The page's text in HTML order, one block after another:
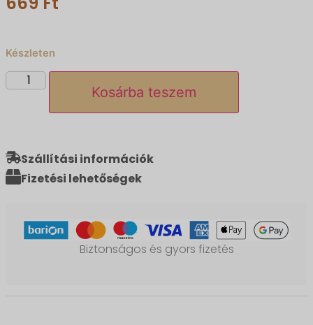
Készleten
Kosárba teszem
Szállítási információk
Fizetési lehetőségek
Biztonságos és gyors fizetés